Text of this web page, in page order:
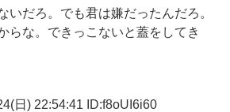
いだろ。でも君は嫌だったんだろ。
らな。できっこないと蓋をしてき
日) 22:54:41 ID:f8oUI6i60